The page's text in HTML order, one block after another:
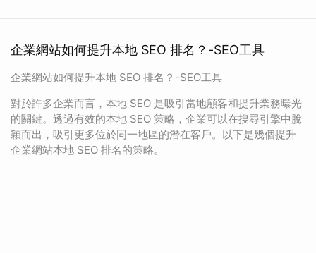
企業網站如何提升本地 SEO 排名？-SEO工具
企業網站如何提升本地 SEO 排名？-SEO工具
對於許多企業而言，本地 SEO 是吸引當地顧客和提升業務曝光
的關鍵。透過有效的本地 SEO 策略，企業可以在搜尋引擎中脫
穎而出，吸引更多位於同一地區的潛在客戶。以下是幾個提升
企業網站本地 SEO 排名的策略。